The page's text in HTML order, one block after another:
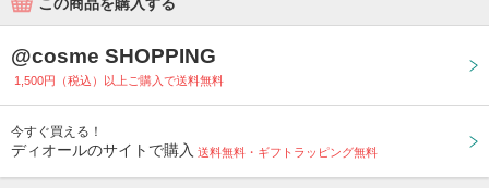
@cosme SHOPPING
1,500円（税込）以上ご購入で送料無料
今すぐ買える！
ディオールのサイトで購入 送料無料・ギフトラッピング無料